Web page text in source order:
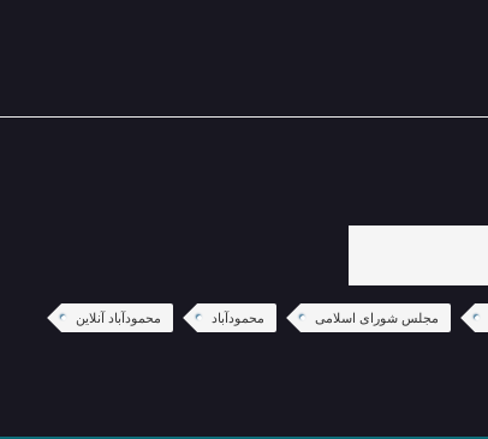
مجلس شورای اسلامی محمودآباد محمودآباد آنلاین